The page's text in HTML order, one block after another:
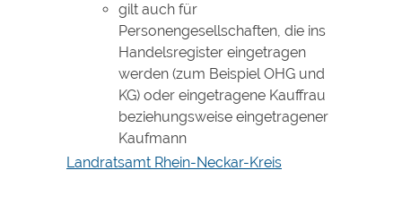
gilt auch für
Personengesellschaften, die ins
Handelsregister eingetragen
werden (zum Beispiel OHG und
KG) oder eingetragene Kauffrau
beziehungsweise eingetragener
Kaufmann
Landratsamt Rhein-Neckar-Kreis